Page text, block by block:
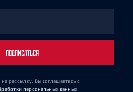
ПОДПИСАТЬСЯ
рассылку, Вы соглашаетесь с
персональных данных